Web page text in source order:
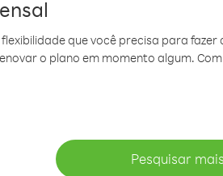
que você precisa para
o plano em momento algum.
Pesquisar